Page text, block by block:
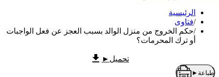
الرئيسية
/فتاوى
/حكم الخروج من منزل الوالد بسبب العجز عن فعل الواجبات
أو ترك المحرمات؟
تحميل ►
طباعة ►